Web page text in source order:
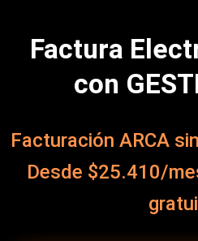
Factura
con
Facturación ARCA
Desde $25.410/